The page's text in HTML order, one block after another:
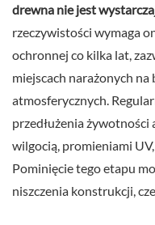
drewna nie jest
rzeczywistości wymaga
ochronnej co kilka lat,
miejscach narażonych
atmosferycznych.
przedłużenia
wilgocią, promieniami
Pominięcie tego etapu
niszczenia konstrukcji,